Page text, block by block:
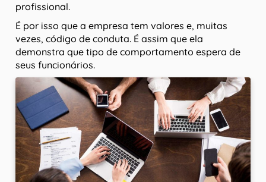
profissional.
É por isso que a empresa tem valores e, muitas
vezes, código de conduta. É assim que ela
demonstra que tipo de comportamento espera de
seus funcionários.